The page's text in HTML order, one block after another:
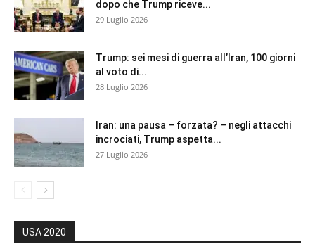
dopo che Trump riceve...
29 Luglio 2026
Trump: sei mesi di guerra all’Iran, 100 giorni
al voto di...
28 Luglio 2026
Iran: una pausa – forzata? – negli attacchi
incrociati, Trump aspetta...
27 Luglio 2026
USA 2020